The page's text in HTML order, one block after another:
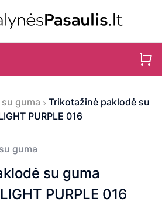
guma
Trikotažinė paklodė su
PURPLE 016
guma
su guma
PURPLE 016